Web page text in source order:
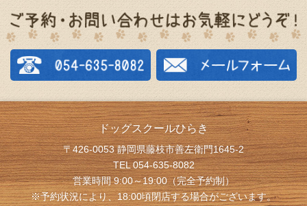
ドッグスクールひらき
〒426-0053 静岡県藤枝市善左衛門1645-2
TEL 054-635-8082
営業時間 9:00～19:00（完全予約制）
※予約状況により、18:00頃閉店する場合がございます。